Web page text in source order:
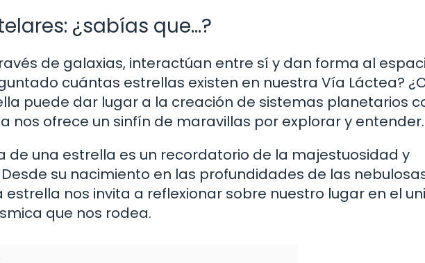
¿sabías que…?
de galaxias, interactúan entre sí y dan forma al
cuántas estrellas existen en nuestra Vía Láctea?
puede dar lugar a la creación de sistemas planetarios
nos ofrece un sinfín de maravillas por explorar y entender.
de una estrella es un recordatorio de la majestuosidad y
su nacimiento en las profundidades de las
estrella nos invita a reflexionar sobre nuestro lugar en el
que nos rodea.